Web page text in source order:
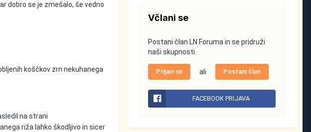
dobro se je zmešalo, še vedno
koščkov zrn nekuhanega
na strani
riža lahko škodljivo in sicer
Včlani se
Postani član LN Foruma in se pridruži
naši skupnosti.
Prijavi se ali Postani član
FACEBOOK PRIJAVA